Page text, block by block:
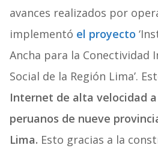
avances realizados por
implementó el proyecto
Ancha para la Conectividad
Social de la Región Lima’.
Internet de alta velocidad a
peruanos de nueve
Lima. Esto gracias a la